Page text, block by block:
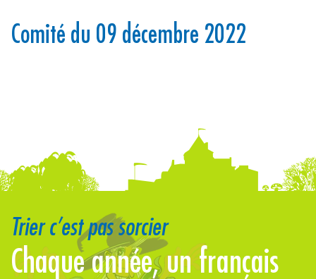
Comité du 09 décembre 2022
Trier c’est pas sorcier
Chaque année, un français